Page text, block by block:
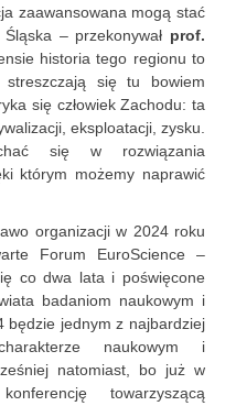
zaawansowana mogą stać
– przekonywał prof.
historia tego regionu to
streszczają się tu bowiem
się człowiek Zachodu: ta
eksploatacji, zysku.
się w rozwiązania
którym możemy naprawić
organizacji w 2024 roku
Forum EuroScience –
co dwa lata i poświęcone
badaniom naukowym i
będzie jednym z najbardziej
naukowym i
natomiast, bo już w
towarzyszącą